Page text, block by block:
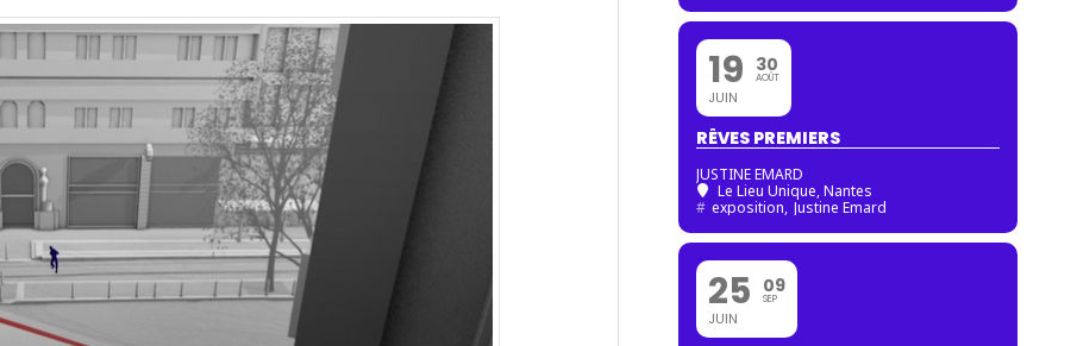
19
JUIN
30
AOÛT
RÊVES PREMIERS
JUSTINE EMARD
Le Lieu Unique, Nantes
# exposition, Justine Emard
25
JUIN
09
SEP